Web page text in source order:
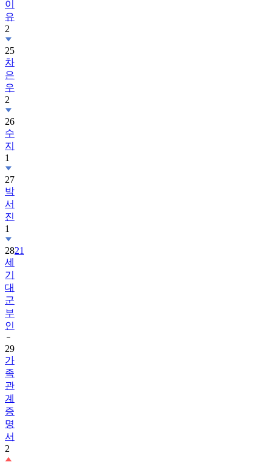
이
유
2
25
차
은
우
2
26
수
지
1
27
박
서
진
1
2821
세
기
대
군
부
인
29
가
족
관
계
증
명
서
2